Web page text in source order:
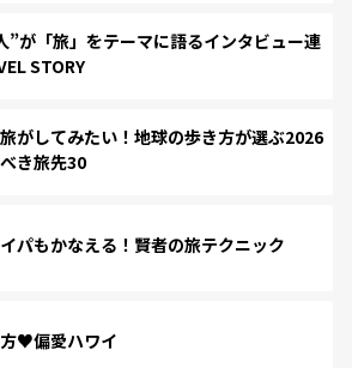
”が「旅」をテーマに語るインタビュー連
STORY
がしてみたい！地球の歩き方が選ぶ2026
き旅先30
パもかなえる！賢者の旅テクニック
♥偏愛ハワイ